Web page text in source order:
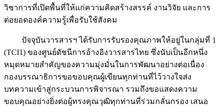
วิชาการที่เปิดพื้นที่ให้แก่ความคิดสร้างสรรค์ งานวิจัย และการ
ต่อยอดองค์ความรู้เพื่อรับใช้สังคม
ปัจจุบันวารสารฯ ได้รับการรับรองคุณภาพให้อยู่ในกลุ่มที่ 1
(TCI1) ของศูนย์ดัชนีการอ้างอิงวารสารไทย ซึ่งนับเป็นอีกหนึ่ง
หมุดหมายสำคัญของความมุ่งมั่นในการพัฒนาอย่างต่อเนื่อง
กองบรรณาธิการขอขอบคุณผู้เขียนทุกท่านที่ไว้วางใจส่ง
บทความเข้าสู่กระบวนการพิจารณา รวมถึงขอแสดงความ
ขอบคุณอย่างยิ่งต่อผู้ทรงคุณวุฒิทุกท่านที่ร่วมกลั่นกรอง เสนอ